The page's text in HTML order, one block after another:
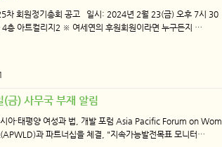
차 회원정기총회 공고 일시: 2024년 2월 23(금) 오후 7시 30
층 아트컬리지2 ※ 여세연의 후원회원이라면 누구든지 …
금) 사무국 부재 알림
아·태평양 여성과 법, 개발 포럼 Asia Pacific Forum on Wom
과 파트너십을 체결, "지속가능발전목표 모니터…